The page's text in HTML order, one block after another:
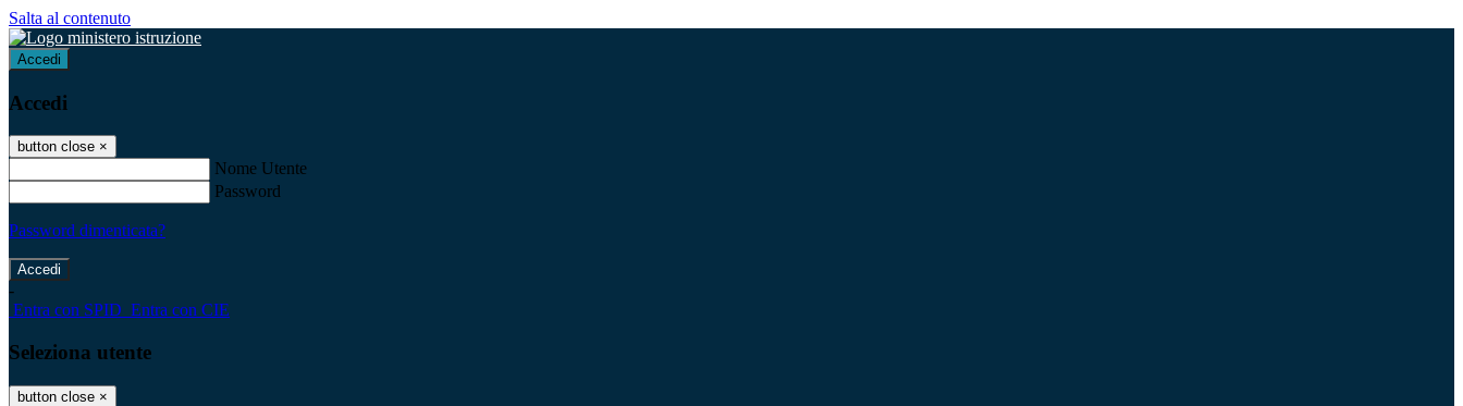
Salta al contenuto
Accedi
Accedi
button close ×
Nome Utente
Password
Password dimenticata?
-
Entra con SPID Entra con CIE
Seleziona utente
button close ×